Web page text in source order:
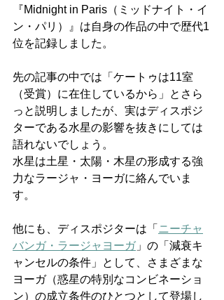
『Midnight in Paris（ミッドナイト・イ
ン・パリ）』は自身の作品の中で歴代1
位を記録しました。
先の記事の中では「ケートゥは11室
（受賞）に在住しているから」とさら
っと説明しましたが、実はディスポジ
ターである水星の影響を抜きにしては
語れないでしょう。
水星は土星・太陽・木星の形成する強
力なラージャ・ヨーガに絡んでいま
す。
他にも、ディスポジターは「 ニーチャ
バンガ・ラージャヨーガ」の「減衰キ
ャンセルの条件」として、さまざまな
ヨーガ（惑星の特別なコンビネーショ
ン）の成立条件のひとつとして登場し